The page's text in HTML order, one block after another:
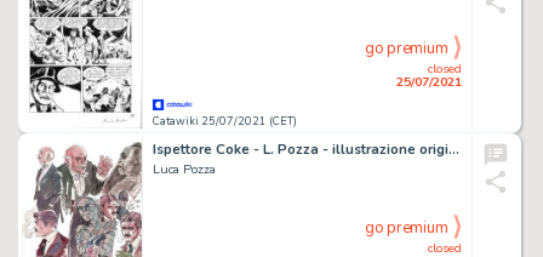
Catawiki 25/07/2021 (CET)
closed
25/07/2021
go premium
Ispettore Coke - L. Pozza - illustrazione originale "omaggio a Battaglia" - Page volante - Exemplaire unique
Luca Pozza
closed
go premium